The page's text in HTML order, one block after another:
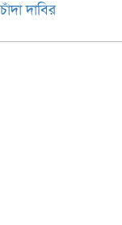
দাবির